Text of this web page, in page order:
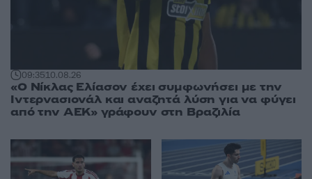
09:3510.08.26
«Ο Νίκλας Ελίασον έχει συμφωνήσει με την
Ιντερνασιονάλ και αναζητά λύση για να φύγει
από την ΑΕΚ» γράφουν στη Βραζιλία